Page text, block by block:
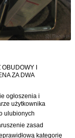
I
ZA DWA
ogłoszenia i
użytkownika
ulubionych
zasad
kategorię